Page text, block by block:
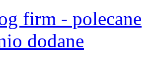
firm - polecane
dodane